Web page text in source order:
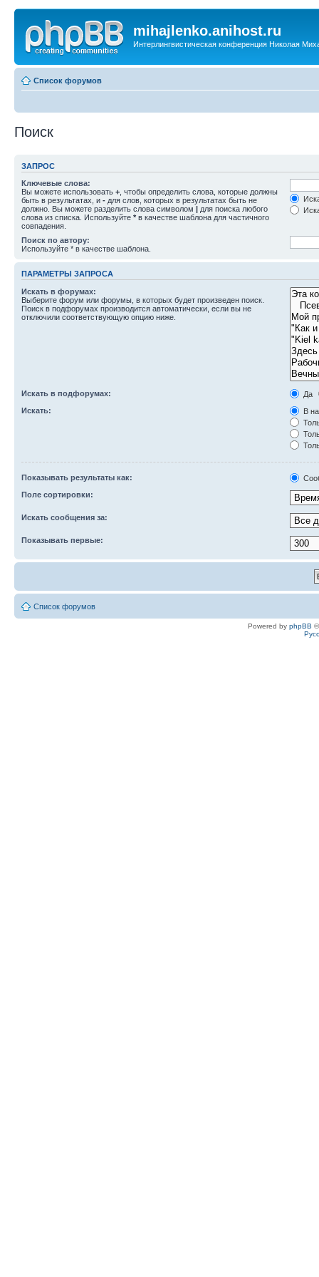
mihajlenko.anihost.ru
Интерлингвистическая конференция Николая
Список форумов
Поиск
ЗАПРОС
Ключевые слова:
Вы можете использовать + , чтобы определить слова, которые должны
быть в результатах, и - для слов, которых в результатах быть не
должно. Вы можете разделить слова символом | для поиска любого
слова из списка. Используйте * в качестве шаблона для частичного
совпадения.
Поиск по автору:
Используйте * в качестве шаблона.
ПАРАМЕТРЫ ЗАПРОСА
Искать в форумах:
Выберите форум или форумы, в которых будет произведен поиск.
Поиск в подфорумах производится автоматически, если вы не
отключили соответствующую опцию ниже.
Искать в подфорумах:
Да
Искать:
В
Показывать результаты как:
Поле сортировки:
Искать сообщения за:
Показывать первые:
Список форумов
Powered by phpBB